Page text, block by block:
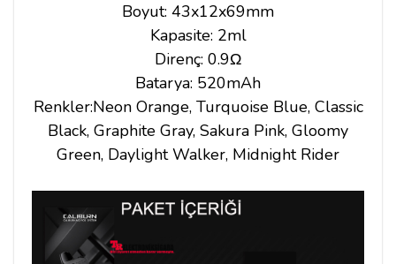
Boyut: 43x12x69mm
Kapasite: 2ml
Direnç: 0.9Ω
Batarya: 520mAh
Renkler:Neon Orange, Turquoise Blue, Classic
Black, Graphite Gray, Sakura Pink, Gloomy
Green, Daylight Walker, Midnight Rider